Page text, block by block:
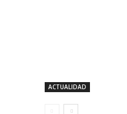
ACTUALIDAD